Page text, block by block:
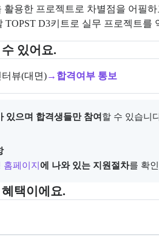
활용한 프로젝트로 차별점을 어필
있어요.
조건, 상세 참고사항을 안내한다.
터뷰(대면)→ 합격여부 통보
있으며 합격생들만 참여 할 수 있습니
설명 및 참고 링크가 포함된다.
홈페이지 에 나와 있는 지원절차를 확
택이에요.
혜택 목록을 안내한다.